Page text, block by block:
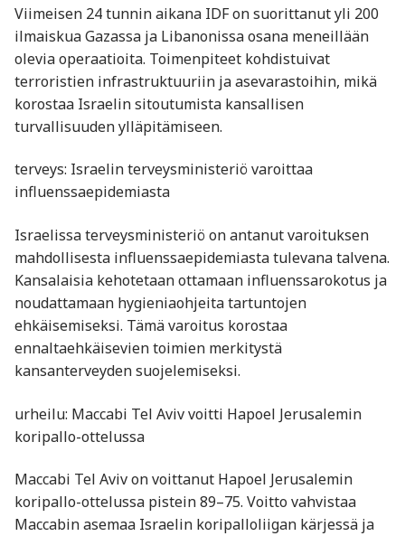
Viimeisen 24 tunnin aikana IDF on suorittanut yli 200
ilmaiskua Gazassa ja Libanonissa osana meneillään
olevia operaatioita. Toimenpiteet kohdistuivat
terroristien infrastruktuuriin ja asevarastoihin, mikä
korostaa Israelin sitoutumista kansallisen
turvallisuuden ylläpitämiseen.
terveys: Israelin terveysministeriö varoittaa
influenssaepidemiasta
Israelissa terveysministeriö on antanut varoituksen
mahdollisesta influenssaepidemiasta tulevana talvena.
Kansalaisia kehotetaan ottamaan influenssarokotus ja
noudattamaan hygieniaohjeita tartuntojen
ehkäisemiseksi. Tämä varoitus korostaa
ennaltaehkäisevien toimien merkitystä
kansanterveyden suojelemiseksi.
urheilu: Maccabi Tel Aviv voitti Hapoel Jerusalemin
koripallo-ottelussa
Maccabi Tel Aviv on voittanut Hapoel Jerusalemin
koripallo-ottelussa pistein 89–75. Voitto vahvistaa
Maccabin asemaa Israelin koripalloliigan kärjessä ja